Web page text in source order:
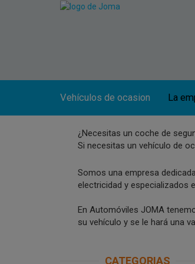
Vehículos de ocasion La
¿Necesitas un coche de
Si necesitas un vehículo de
Somos una empresa
electricidad y especializados
En Automóviles JOMA
su vehículo y se le hará una
CATEGORIAS